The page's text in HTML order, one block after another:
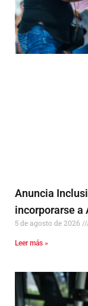
Anuncia
incorporarse a
5 de agosto de 2026
Leer más »